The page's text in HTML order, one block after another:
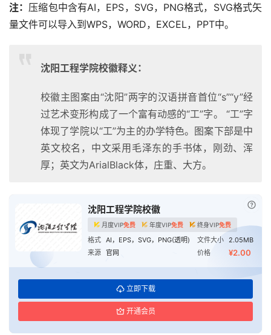
注： 压缩包中含有AI，EPS，SVG，PNG格式，SVG格式矢
量文件可以导入到WPS，WORD，EXCEL，PPT中。
沈阳工程学院校徽释义：
校徽主图案由“沈阳”两字的汉语拼音首位“s”“y”经
过艺术变形构成了一个富有动感的“工”字。 “工”字
体现了学院以“工”为主的办学特色。图案下部是中
英文校名，中文采用毛泽东的手书体，刚劲、浑
厚；英文为ArialBlack体，庄重、大方。
沈阳工程学院校徽
月度VIP免费 年度VIP免费 终身VIP免费
格式 AI，EPS，SVG，PNG(透明) 文件大小
2.05MB
来源 官网 价格 ¥2.00
立即下载
开通会员